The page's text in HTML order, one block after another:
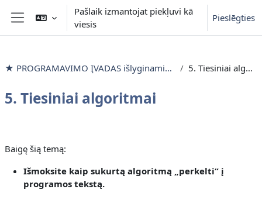
Atvērt galveno saturu
Sānu panelis
Pašlaik izmantojat piekļuvi kā
viesis
Pieslēgties
★ PROGRAMAVIMO ĮVADAS išlyginamieji mokymai 5. Tiesiniai algoritmai
5. Tiesiniai algoritmai
Baigę šią temą:
Išmoksite kaip sukurtą algoritmą „perkelti“ į
programos tekstą.